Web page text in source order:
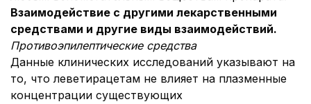
Взаимодействие с другими лекарственными
средствами и другие виды взаимодействий.
Противоэпилептические средства
Данные клинических исследований указывают на
то, что леветирацетам не влияет на плазменные
концентрации существующих